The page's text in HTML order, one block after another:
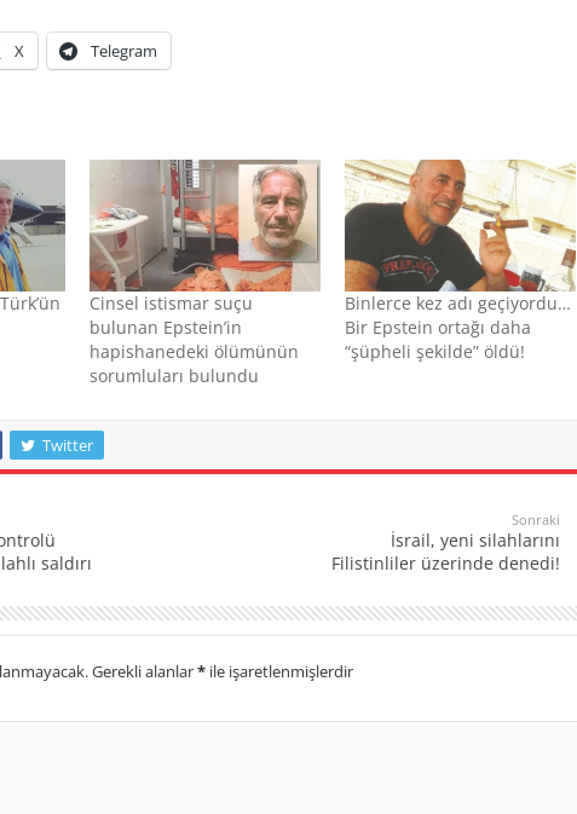
X Telegram
Cinsel istismar suçu
bulunan Epstein’in
hapishanedeki ölümünün
sorumluları bulundu
Binlerce kez adı geçiyordu…
Bir Epstein ortağı daha
“şüpheli şekilde” öldü!
Twitter
saldırı
Sonraki
İsrail, yeni silahlarını
Filistinliler üzerinde denedi!
Gerekli alanlar*ile işaretlenmişlerdir